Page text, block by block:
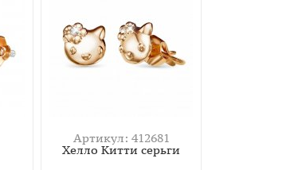
Артикул: 412681
Хелло Китти серьги